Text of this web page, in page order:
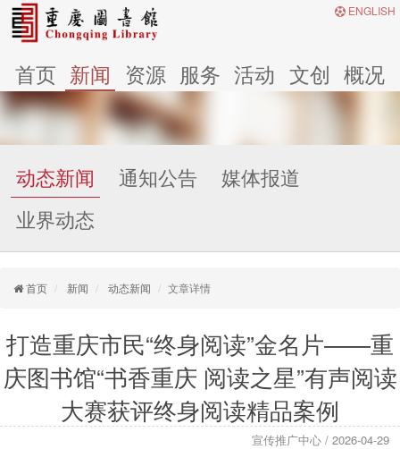
ENGLISH
首页 新闻 资源 服务 活动 文创 概况
动态新闻 通知公告
媒体报道
业界动态
首页 新闻 动态新闻 文章详情
打造重庆市民“终身阅读”金名片——重
庆图书馆“书香重庆 阅读之星”有声阅读
大赛获评终身阅读精品案例
宣传推广中心 / 2026-04-29